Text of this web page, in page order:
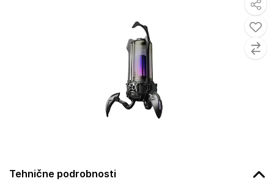
Tehnične podrobnosti